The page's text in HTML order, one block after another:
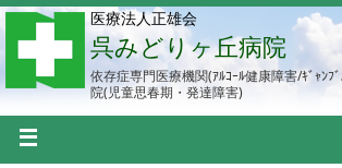
医療法人正雄会
呉みどりヶ丘病院
依存症専門医療機関(ｱﾙｺｰﾙ健康障害/ｷﾞｬﾝﾌ
院(児童思春期・発達障害)